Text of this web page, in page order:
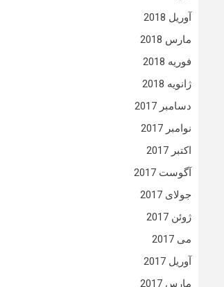
آوریل 2018
مارس 2018
فوریه 2018
ژانویه 2018
دسامبر 2017
نوامبر 2017
اکتبر 2017
آگوست 2017
جولای 2017
ژوئن 2017
می 2017
آوریل 2017
مارس 2017